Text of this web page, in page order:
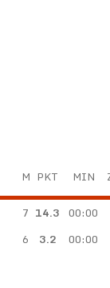
M PKT MIN
7 14.3 00:00
6 3.2 00:00